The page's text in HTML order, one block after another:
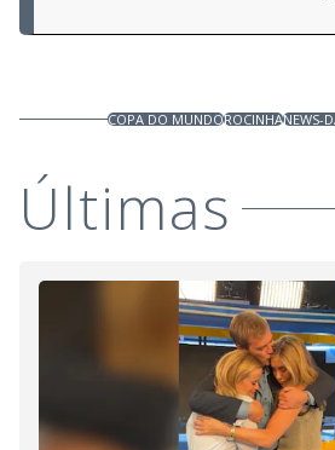
COPA DO MUNDOROCINHANEWS-
Últimas